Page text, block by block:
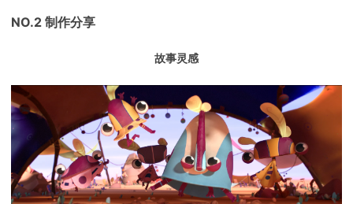
NO.2 制作分享
故事灵感